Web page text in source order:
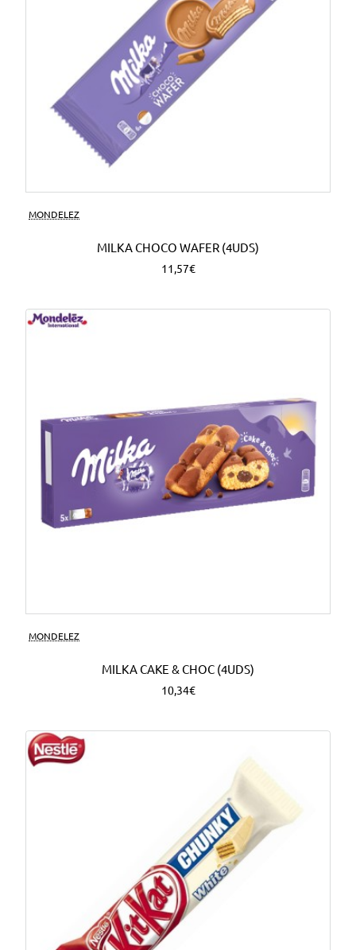
MONDELEZ
MILKA CHOCO WAFER (4UDS)
11,57€
MONDELEZ
MILKA CAKE & CHOC (4UDS)
10,34€